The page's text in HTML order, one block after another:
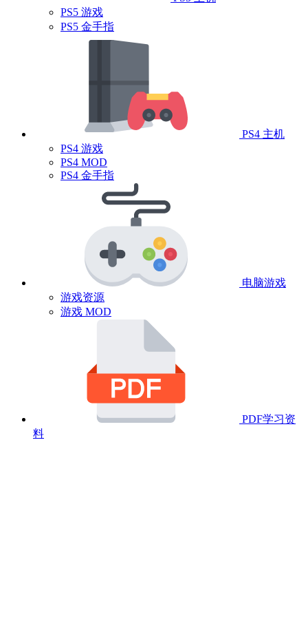
PS5 游戏
PS5 金手指
PS4 主机
PS4 游戏
PS4 MOD
PS4 金手指
电脑游戏
游戏资源
游戏 MOD
PDF学习资
料